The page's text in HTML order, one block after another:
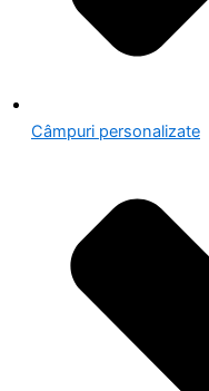
Câmpuri personalizate